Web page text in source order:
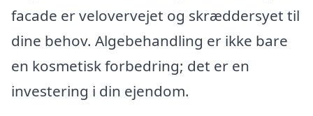
facade er velovervejet og skræddersyet til
dine behov. Algebehandling er ikke bare
en kosmetisk forbedring; det er en
investering i din ejendom.